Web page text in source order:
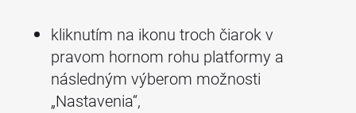
kliknutím na ikonu troch čiarok v
pravom hornom rohu platformy a
následným výberom možnosti
„Nastavenia“,